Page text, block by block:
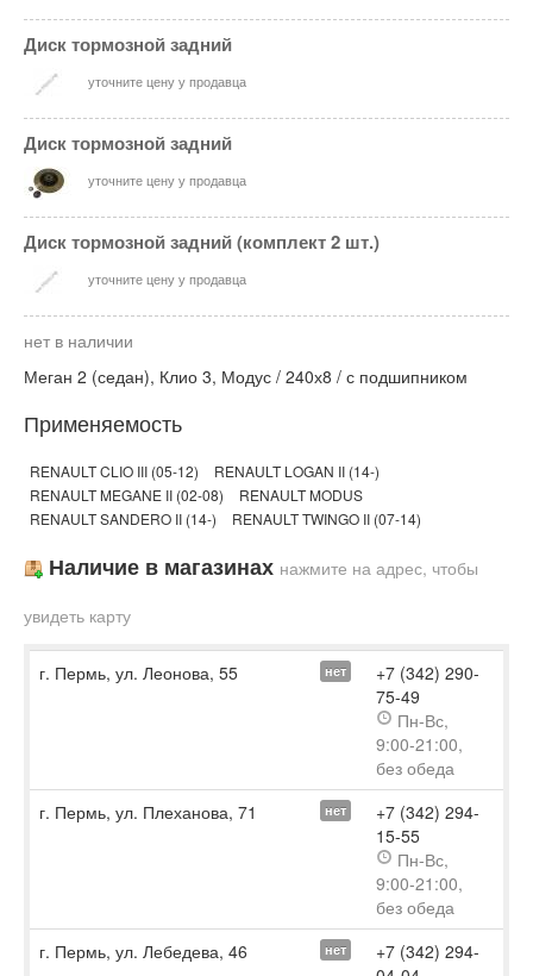
Диск тормозной задний
уточните цену у продавца
Диск тормозной задний
уточните цену у продавца
Диск тормозной задний (комплект 2 шт.)
уточните цену у продавца
нет в наличии
Меган 2 (седан), Клио 3, Модус / 240х8 / с подшипником
Применяемость
RENAULT CLIO III (05-12)
RENAULT LOGAN II (14-)
RENAULT MEGANE II (02-08)
RENAULT MODUS
RENAULT SANDERO II (14-)
RENAULT TWINGO II (07-14)
Наличие в магазинах нажмите на адрес, чтобы
увидеть карту
г. Пермь, ул. Леонова, 55 нет
+7 (342) 290-
75-49
Пн-Вс,
9:00-21:00,
без обеда
г. Пермь, ул. Плеханова, 71
нет
+7 (342) 294-
15-55
Пн-Вс,
9:00-21:00,
без обеда
г. Пермь, ул. Лебедева, 46
нет
+7 (342) 294-